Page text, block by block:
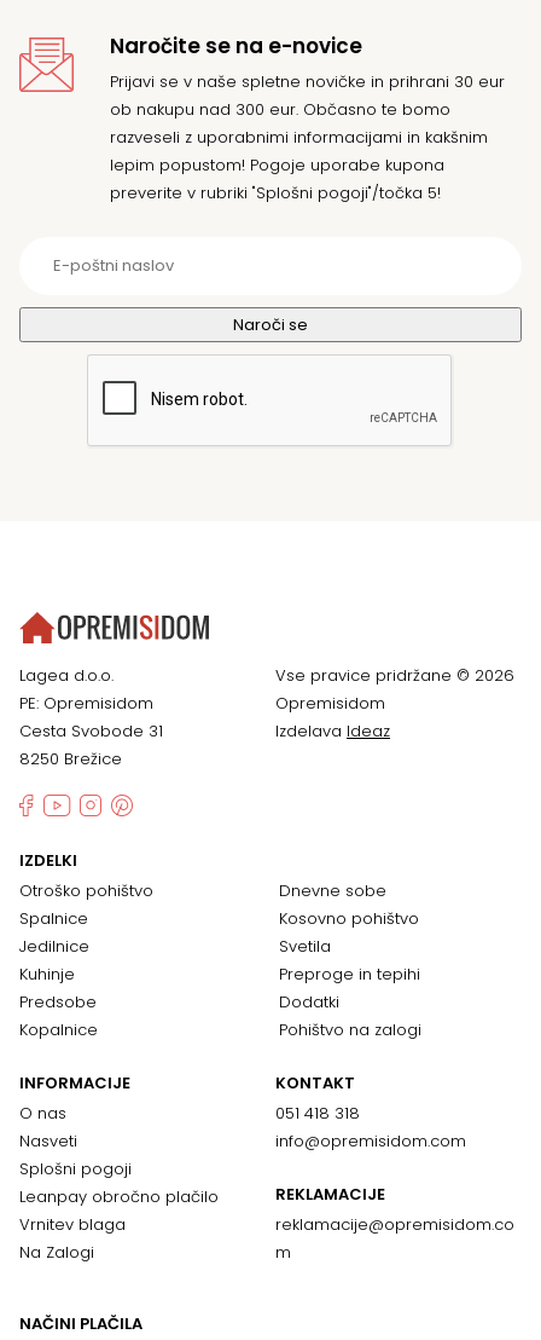
Naročite se na e-novice
Prijavi se v naše spletne novičke in prihrani 30 eur
ob nakupu nad 300 eur. Občasno te bomo
razveseli z uporabnimi informacijami in kakšnim
lepim popustom! Pogoje uporabe kupona
preverite v rubriki "Splošni pogoji"/točka 5!
Lagea d.o.o.
PE: Opremisidom
Cesta Svobode 31
8250 Brežice
Vse pravice pridržane © 2026
Opremisidom
Izdelava Ideaz
IZDELKI
Otroško pohištvo
Spalnice
Jedilnice
Kuhinje
Predsobe
Kopalnice
Dnevne sobe
Kosovno pohištvo
Svetila
Preproge in tepihi
Dodatki
Pohištvo na zalogi
INFORMACIJE
O nas
Nasveti
Splošni pogoji
Leanpay obročno plačilo
Vrnitev blaga
Na Zalogi
KONTAKT
051 418 318
info@opremisidom.com
REKLAMACIJE
reklamacije@opremisidom.co
m
NAČINI PLAČILA